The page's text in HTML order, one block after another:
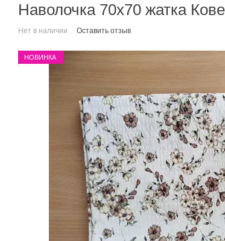
Наволочка 70х70 жатка
Нет в наличии Оставить отзыв
НОВИНКА